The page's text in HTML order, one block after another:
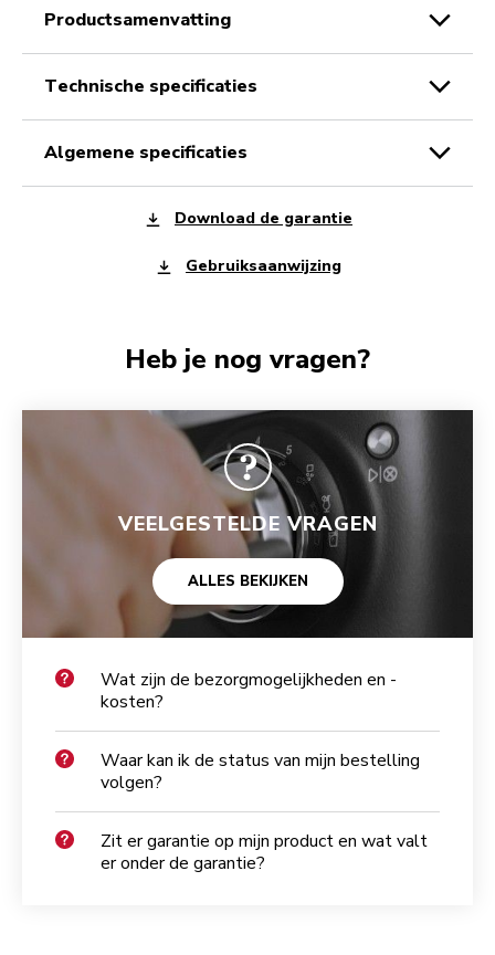
productsamenvatting
technische specificaties
algemene specificaties
Download de garantie
Gebruiksaanwijzing
Heb je nog vragen?
VEELGESTELDE VRAGEN
ALLES BEKIJKEN
Wat zijn de bezorgmogelijkheden en -
kosten?
Waar kan ik de status van mijn bestelling
volgen?
Zit er garantie op mijn product en wat valt
er onder de garantie?